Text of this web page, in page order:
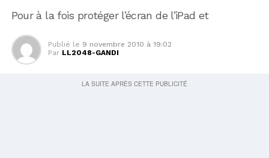
Pour à la fois protéger l’écran de l’iPad et
Publié le 9 novembre 2010 à 19:02
Par LL2048-GANDI